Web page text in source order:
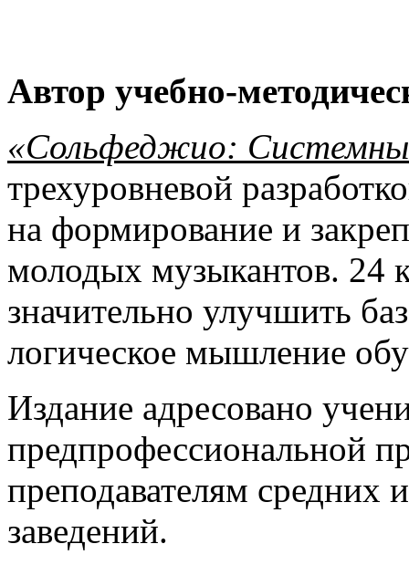
Автор учебно-
«Сольфеджио:
трехуровневой
на формирование и
молодых музыкантов. 24
значительно улучшить
логическое мышление
Издание адресовано
преподавателям
заведений.